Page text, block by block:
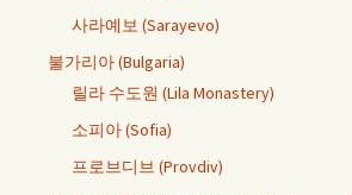
사라예보 (Sarayevo)
불가리아 (Bulgaria)
릴라 수도원 (Lila Monastery)
소피아 (Sofia)
프로브디브 (Provdiv)